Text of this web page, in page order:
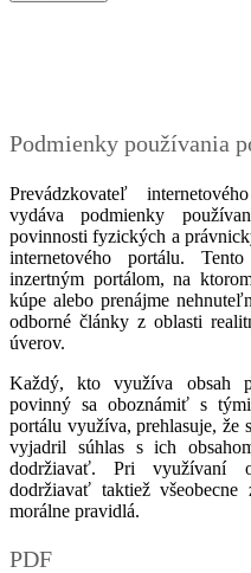
Podmienky používania
Prevádzkovateľ
vydáva podmienky
povinnosti fyzických a
internetového portálu.
inzertným portálom, na
kúpe alebo prenájme
odborné články z oblasti
úverov.
Každý, kto využíva obsah
povinný sa oboznámiť s
portálu využíva, prehlasuje, že
vyjadril súhlas s ich
dodržiavať. Pri využívaní
dodržiavať taktiež všeobecne
morálne pravidlá.
PDF